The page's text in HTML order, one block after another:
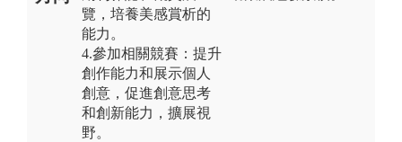
覽，培養美感賞析的
能力。
4.參加相關競賽：提升
創作能力和展示個人
創意，促進創意思考
和創新能力，擴展視
野。